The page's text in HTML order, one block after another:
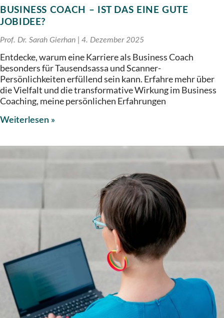
BUSINESS COACH – IST DAS EINE GUTE
JOBIDEE?
Prof. Dr. Sarah Gierhan 4. Dezember 2025
Entdecke, warum eine Karriere als Business Coach
besonders für Tausendsassa und Scanner-
Persönlichkeiten erfüllend sein kann. Erfahre mehr über
die Vielfalt und die transformative Wirkung im Business
Coaching, meine persönlichen Erfahrungen
Weiterlesen »